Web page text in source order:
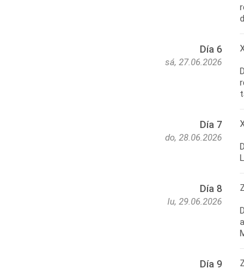
Día 6
sá, 27.06.2026
Día 7
do, 28.06.2026
Día 8
lu, 29.06.2026
Día 9